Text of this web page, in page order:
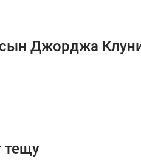
Джорджа
тещу